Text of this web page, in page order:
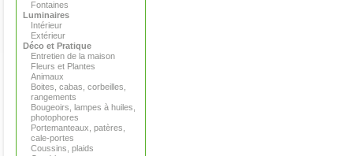
Fontaines
Luminaires
Intérieur
Extérieur
Déco et Pratique
Entretien de la maison
Fleurs et Plantes
Animaux
Boites, cabas, corbeilles,
rangements
Bougeoirs, lampes à huiles,
photophores
Portemanteaux, patères,
cale-portes
Coussins, plaids